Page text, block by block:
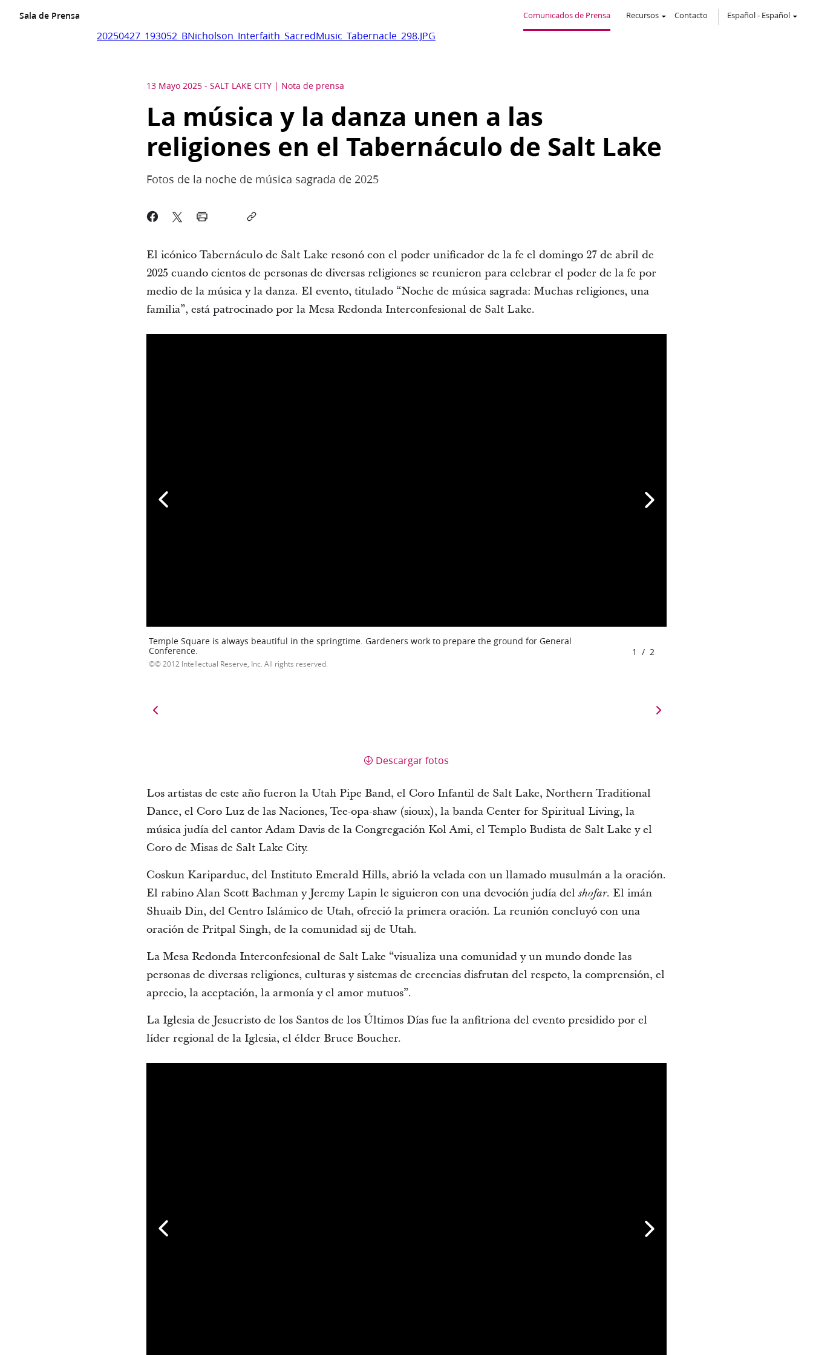
Sala de Prensa Comunicados de Prensa Recursos Contacto Español- Español
20250427_193052_BNicholson_Interfaith_SacredMusic_Tabernacle_298.JPG
13 Mayo 2025 - SALT LAKE CITY Nota de prensa
La música y la danza unen a las
religiones en el Tabernáculo de Salt Lake
Fotos de la noche de música sagrada de 2025
El icónico Tabernáculo de Salt Lake resonó con el poder unificador de la fe el domingo 27 de abril de
2025 cuando cientos de personas de diversas religiones se reunieron para celebrar el poder de la fe por
medio de la música y la danza. El evento, titulado “Noche de música sagrada: Muchas religiones, una
familia”, está patrocinado por la Mesa Redonda Interconfesional de Salt Lake.
Temple Square is always beautiful in the springtime. Gardeners work to prepare the ground for General
Conference.
© 2012 Intellectual Reserve, Inc. All rights reserved.
1 / 2
Descargar fotos
Los artistas de este año fueron la Utah Pipe Band, el Coro Infantil de Salt Lake, Northern Traditional
Dance, el Coro Luz de las Naciones, Tee-opa-shaw (sioux), la banda Center for Spiritual Living, la
música judía del cantor Adam Davis de la Congregación Kol Ami, el Templo Budista de Salt Lake y el
Coro de Misas de Salt Lake City.
Coskun Kariparduc, del Instituto Emerald Hills, abrió la velada con un llamado musulmán a la oración.
El rabino Alan Scott Bachman y Jeremy Lapin le siguieron con una devoción judía del shofar. El imán
Shuaib Din, del Centro Islámico de Utah, ofreció la primera oración. La reunión concluyó con una
oración de Pritpal Singh, de la comunidad sij de Utah.
La Mesa Redonda Interconfesional de Salt Lake “visualiza una comunidad y un mundo donde las
personas de diversas religiones, culturas y sistemas de creencias disfrutan del respeto, la comprensión, el
aprecio, la aceptación, la armonía y el amor mutuos”.
La Iglesia de Jesucristo de los Santos de los Últimos Días fue la anfitriona del evento presidido por el
líder regional de la Iglesia, el élder Bruce Boucher.